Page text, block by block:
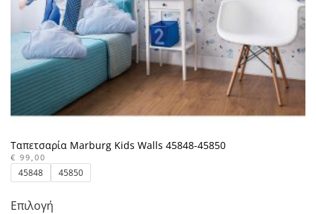
σελίδα
του
προϊόντος
Ταπετσαρία Marburg Kids Walls 45848-45850
€ 99,00
45848 45850
Επιλογή